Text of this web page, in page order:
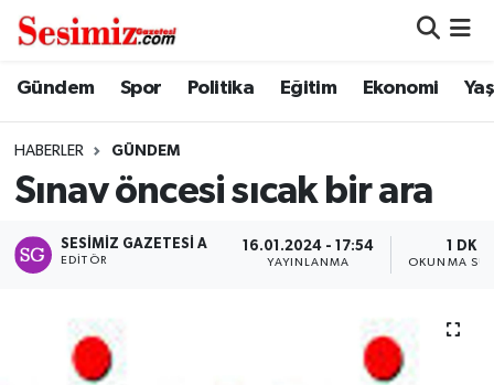
Gündem Spor Politika Eğitim Ekonomi
HABERLER GÜNDEM
Sınav öncesi sıcak bir ara
SESIMIZ GAZETESI A
EDITÖR
16.01.2024 - 17:54
YAYINLANMA
1 DK
OKUNMA
Dünya
Ekonomi
Genel
Magazin
Nöbetçi Eczaneler
Hava Durumu
Namaz Vakitleri
Trafik Durumu
Tüm Manşetler